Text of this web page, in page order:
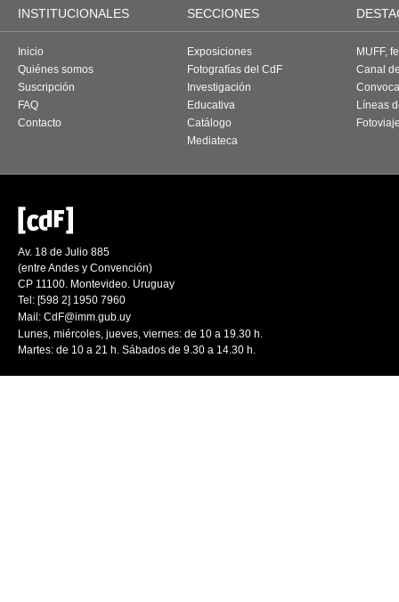
INSTITUCIONALES SECCIONES
Inicio
Quiénes somos
Suscripción
FAQ
Contacto
Exposiciones
Fotografías del CdF
Investigación
Educativa
Catálogo
Mediateca
MUFF,
Canal
Líneas
Av. 18 de Julio 885
(entre Andes y Convención)
CP 11100. Montevideo. Uruguay
Tel: [598 2] 1950 7960
Mail: CdF@imm.gub.uy
Lunes, miércoles, jueves, viernes: de 10 a 19.30 h.
Martes: de 10 a 21 h. Sábados de 9.30 a 14.30 h.